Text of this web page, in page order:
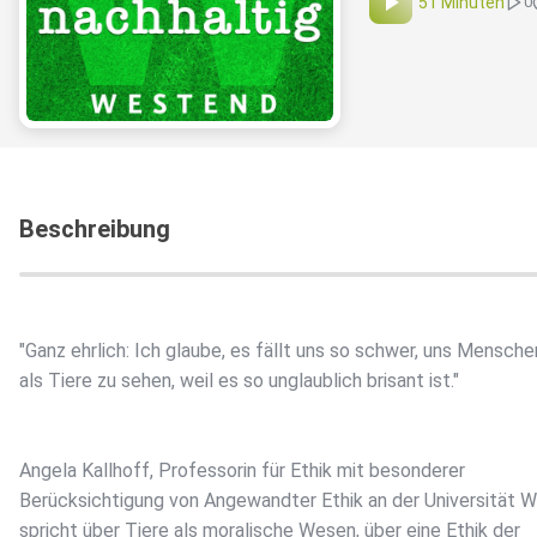
Beschreibung
"Ganz ehrlich: Ich glaube, es fällt uns so schwer, uns
als Tiere zu sehen, weil es so unglaublich brisant ist."
Angela Kallhoff, Professorin für Ethik mit besonderer
Berücksichtigung von Angewandter Ethik an der Universität
spricht über Tiere als moralische Wesen, über eine Ethik der